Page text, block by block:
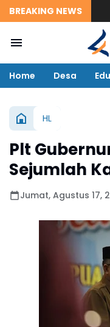
BREAKING NEWS
Home Desa
HL
Plt
Sejumlah
Jumat, Agustus 17,